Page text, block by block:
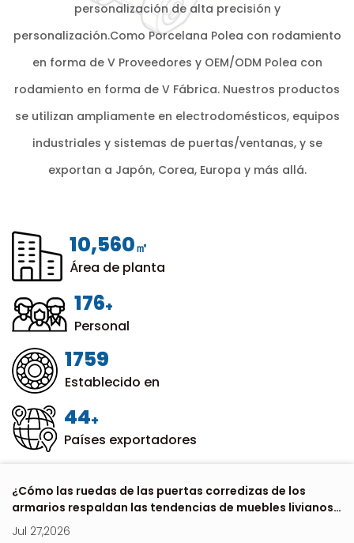
12,000㎡
Área de planta
200
Personal
1999
Establecido en
50+
Países exportadores
personalización de alta precisión y
personalización.Como Porcelana Polea con rodamiento
en forma de V Proveedores y OEM/ODM Polea con
rodamiento en forma de V Fábrica. Nuestros productos
se utilizan ampliamente en electrodomésticos, equipos
industriales y sistemas de puertas/ventanas, y se
exportan a Japón, Corea, Europa y más allá.
¿Cómo las ruedas de las puertas corredizas de los
armarios respaldan las tendencias de muebles livianos
en 2026?
Jul 27,2026